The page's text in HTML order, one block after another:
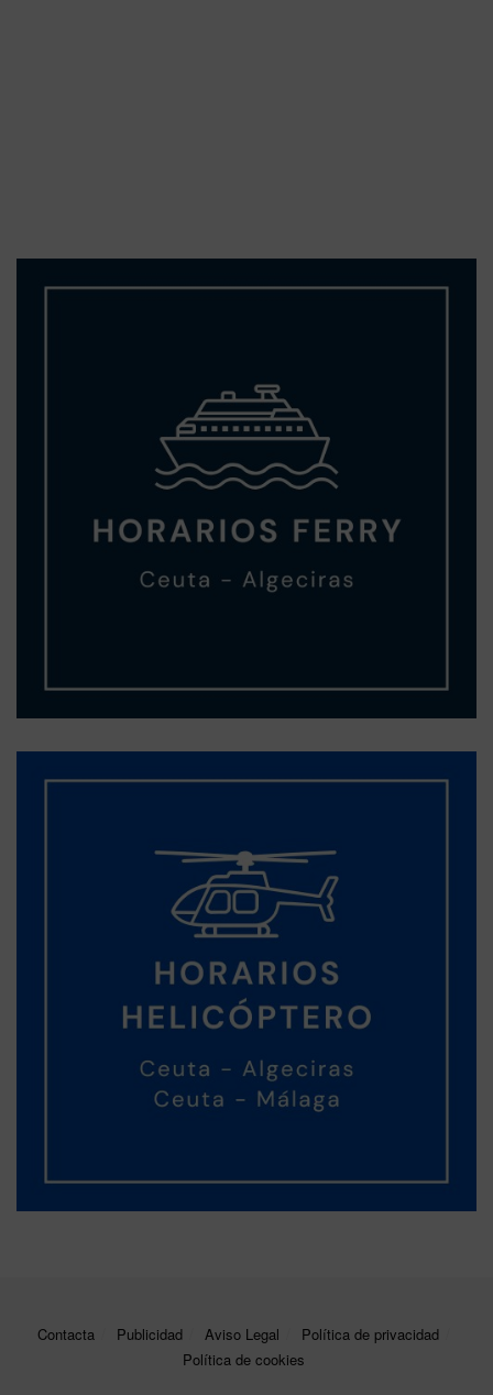
Contacta Publicidad Aviso Legal
Política de privacidad
Política de cookies